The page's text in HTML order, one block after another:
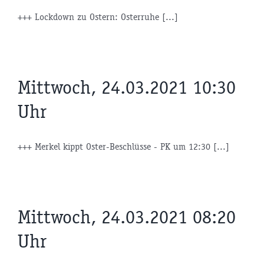
+++ Lockdown zu Ostern: Osterruhe [...]
Mittwoch, 24.03.2021 10:30
Uhr
+++ Merkel kippt Oster-Beschlüsse - PK um 12:30 [...]
Mittwoch, 24.03.2021 08:20
Uhr